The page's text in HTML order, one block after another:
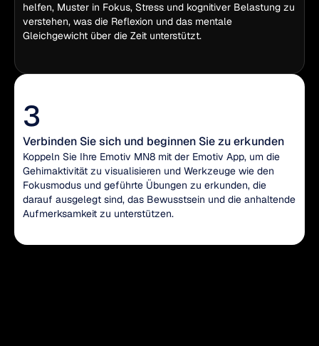
helfen, Muster in Fokus, Stress und kognitiver Belastung zu
verstehen, was die Reflexion und das mentale
Gleichgewicht über die Zeit unterstützt.
3
Verbinden Sie sich und beginnen Sie zu erkunden
Koppeln Sie Ihre Emotiv MN8 mit der Emotiv App, um die
Gehirnaktivität zu visualisieren und Werkzeuge wie den
Fokusmodus und geführte Übungen zu erkunden, die
darauf ausgelegt sind, das Bewusstsein und die anhaltende
Aufmerksamkeit zu unterstützen.